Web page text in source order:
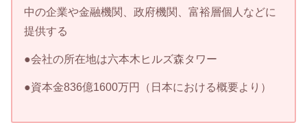
中の企業や金融機関、政府機関、富裕層個人などに
提供する
●会社の所在地は六本木ヒルズ森タワー
●資本金836億1600万円（日本における概要より）